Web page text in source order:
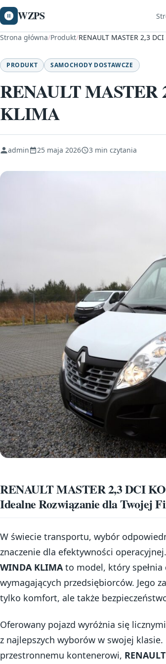
WZPS
Strona główna/Produkt/RENAULT MASTER 2,3
PRODUKT SAMOCHODY DOSTAWCZE
RENAULT MASTER
KLIMA
admin 25 maja 2026 3 min czytania
RENAULT MASTER 2,3 DCI
Idealne Rozwiązanie dla Twojej
W świecie transportu, wybór
znaczenie dla efektywności operacyjnej.
WINDA KLIMAto model, który spełnia
wymagających przedsiębiorców. Jego
tylko komfort, ale także
Oferowany pojazd wyróżnia się
z najlepszych wyborów w swojej
przestronnemu kontenerowi,